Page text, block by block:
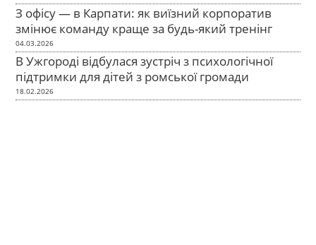
З офісу — в Карпати: як виїзний корпоратив
змінює команду краще за будь-який тренінг
04.03.2026
В Ужгороді відбулася зустріч з психологічної
підтримки для дітей з ромської громади
18.02.2026